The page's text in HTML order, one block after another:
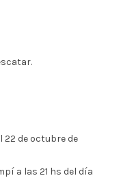
22 de octubre de
a las 21 hs del día